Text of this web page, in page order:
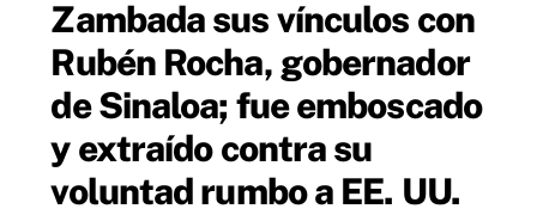
Zambada sus vínculos con
Rubén Rocha, gobernador
de Sinaloa; fue emboscado
y extraído contra su
voluntad rumbo a EE. UU.